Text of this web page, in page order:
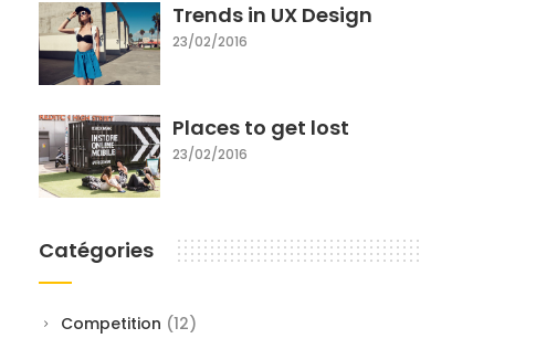
Trends in UX Design
23/02/2016
Places to get lost
23/02/2016
Catégories
Competition (12)